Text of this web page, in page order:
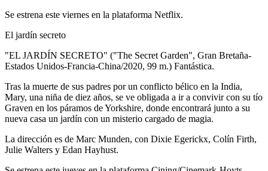
Se estrena este viernes en la plataforma Netflix.
El jardín secreto
"EL JARDÍN SECRETO" ("The Secret Garden", Gran Bretaña-
Estados Unidos-Francia-China/2020, 99 m.) Fantástica.
Tras la muerte de sus padres por un conflicto bélico en la India,
Mary, una niña de diez años, se ve obligada a ir a convivir con su tío
Graven en los páramos de Yorkshire, donde encontrará junto a su
nueva casa un jardín con un misterio cargado de magia.
La dirección es de Marc Munden, con Dixie Egerickx, Colín Firth,
Julie Walters y Edan Hayhust.